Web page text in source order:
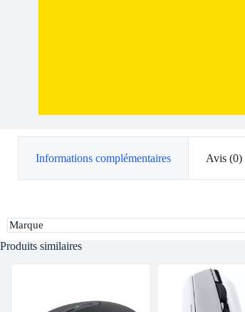
Informations complémentaires Avis (0)
Marque
Produits similaires